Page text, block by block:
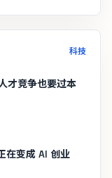
科技
才竞争也要过本
在变成 AI 创业